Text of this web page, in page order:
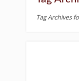
Tag Archives